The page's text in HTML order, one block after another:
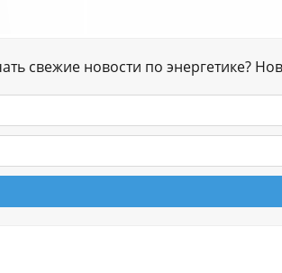
свежие новости по энергетике?